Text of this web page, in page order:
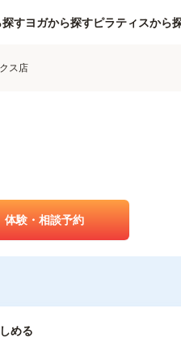
探すヨガから探すピラティスから
ス店
体験・相談予約
める